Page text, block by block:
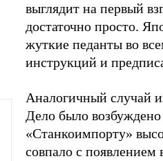
выглядит на первый
достаточно просто.
жуткие педанты во
инструкций и
Аналогичный случай
Дело было
«Станкоимпорту»
совпало с